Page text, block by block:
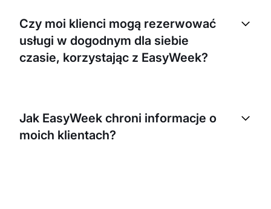
grafikiem zespołu, przydzielać zadania i
kontrolować produktywność.
Czy moi klienci mogą rezerwować
usługi w dogodnym dla siebie
czasie, korzystając z EasyWeek?
pokazuje dostępność Twojego personelu i pozwala
wybrać najbardziej pasujący termin.
Jak EasyWeek chroni informacje o
moich klientach?